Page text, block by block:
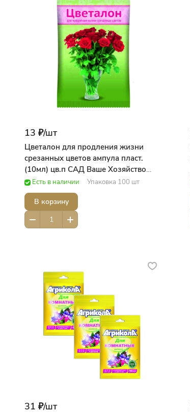
13 ₽/шт
Цветалон для продления жизни
срезанных цветов ампула пласт.
(10мл) цв.п САД Ваше Хозяйство
ВСЕ ДЛЯ САДА
Есть в наличии Упаковка 100 шт
В корзину
31 ₽/шт